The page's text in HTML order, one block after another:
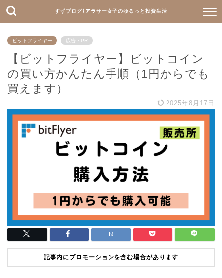
すずブログ⌇アラサー女子のゆるっと投資生活
ビットフライヤー 広告・PR
【ビットフライヤー】ビットコイン
の買い方かんたん手順（1円からでも
買えます）
2025年8月17日
記事内にプロモーションを含む場合があります